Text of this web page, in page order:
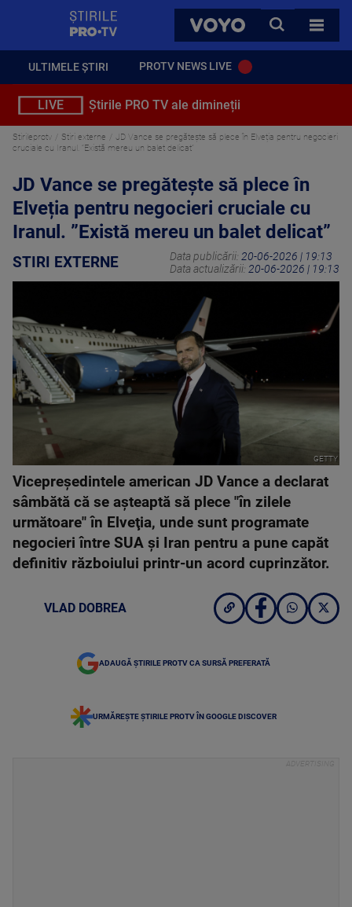
VOYO
CAUTA
TOATE
ULTIMELE ȘTIRI PROTV NEWS LIVE
LIVE Știrile PRO TV ale dimineții
Stirileprotv Stiri externe
JD Vance se pregătește să plece în Elveția pentru negocieri
cruciale cu Iranul. ”Există mereu un balet delicat”
JD Vance se pregătește să plece în
Elveția pentru negocieri cruciale cu
Iranul. ”Există mereu un balet delicat”
STIRI EXTERNE Data publicării: 20-06-2026 | 19:13
Data actualizării: 20-06-2026 | 19:13
GETTY
Vicepreşedintele american JD Vance a declarat
sâmbătă că se aşteaptă să plece "în zilele
următoare" în Elveţia, unde sunt programate
negocieri între SUA şi Iran pentru a pune capăt
definitiv războiului printr-un acord cuprinzător.
VLAD DOBREA
ADAUGĂ ȘTIRILE PROTV CA SURSĂ PREFERATĂ
URMĂREȘTE ȘTIRILE PROTV ÎN GOOGLE DISCOVER